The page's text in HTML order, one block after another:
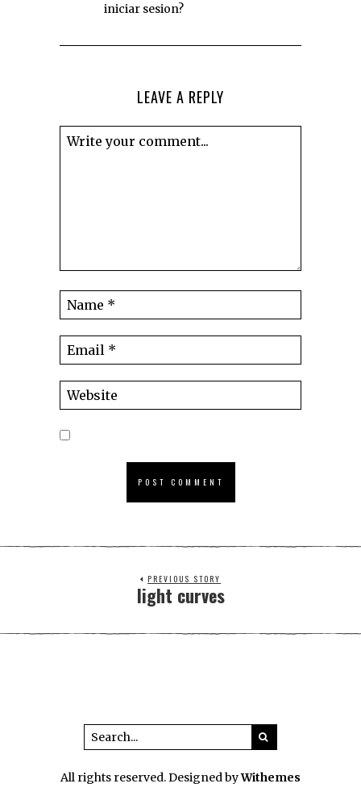
iniciar sesion?
LEAVE A REPLY
PREVIOUS STORY
light curves
All rights reserved. Designed byWithemes